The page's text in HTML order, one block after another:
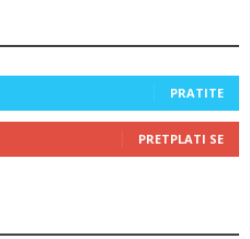
PRATITE
PRETPLATI SE